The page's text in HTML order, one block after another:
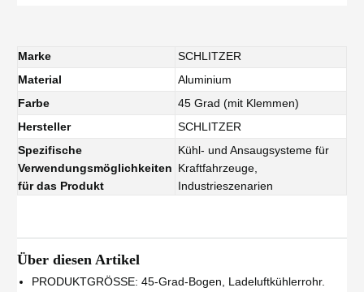
Marke
SCHLITZER
Material
Aluminium
Farbe
45 Grad (mit Klemmen)
Hersteller
SCHLITZER
Spezifische
Verwendungsmöglichkeiten
für das Produkt
Kühl- und Ansaugsysteme für
Kraftfahrzeuge,
Industrieszenarien
Über diesen Artikel
PRODUKTGRÖSSE: 45-Grad-Bogen, Ladeluftkühlerrohr.